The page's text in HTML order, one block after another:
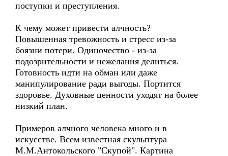
поступки и преступления.
К чему может привести алчность?
Повышенная тревожность и стресс из-за
боязни потери. Одиночество - из-за
подозрительности и нежелания делиться.
Готовность идти на обман или даже
манипулирование ради выгоды. Портится
здоровье. Духовные ценности уходят на более
низкий план.
Примеров алчного человека много и в
искусстве. Всем известная скульптура
М.М.Антокольского "Скупой". Картина